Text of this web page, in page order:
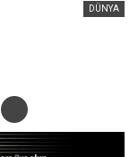
DÜNYA